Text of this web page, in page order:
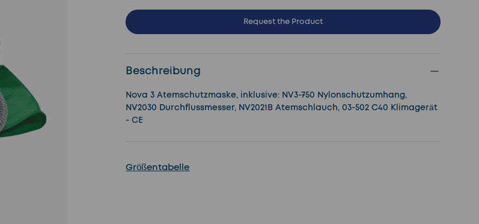
Request the Product
Beschreibung
Nova 3 Atemschutzmaske, inklusive: NV3-750 Nylonschutzumhang,
NV2030 Durchflussmesser, NV2021B Atemschlauch, 03-502 C40 Klimagerät
- CE
Größentabelle